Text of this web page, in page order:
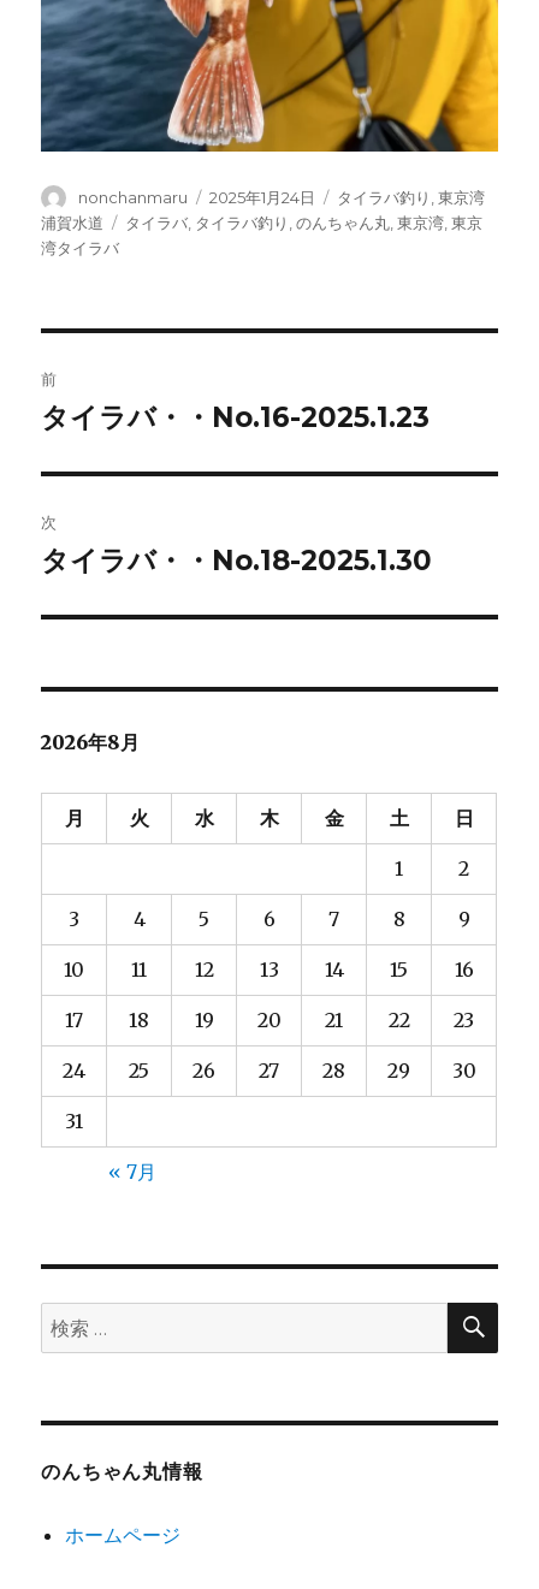
投
稿
者
nonchanmaru
投
稿
2025年1月24日
カ
テ
タイラバ釣り ,東京湾
浦賀水道
タ
タイラバ タイラバ釣り ,のんちゃん丸 ,東京湾 ,東京
湾タイラバ
稿
ビ
ゲ
ー
ン
前
前
投
稿:
タイラバ・・No.16-2025.1.23
次
次
投
タイラバ・・No.18-2025.1.30
2026年8月
月 火 水 木 金 土 日
1 2
3 4 5 6 7 8 9
10 11 12 13 14 15 16
17 18 19 20 21 22 23
24 25 26 27 28 29 30
31
« 7月
検
索:
検
のんちゃん丸情報
ホームページ